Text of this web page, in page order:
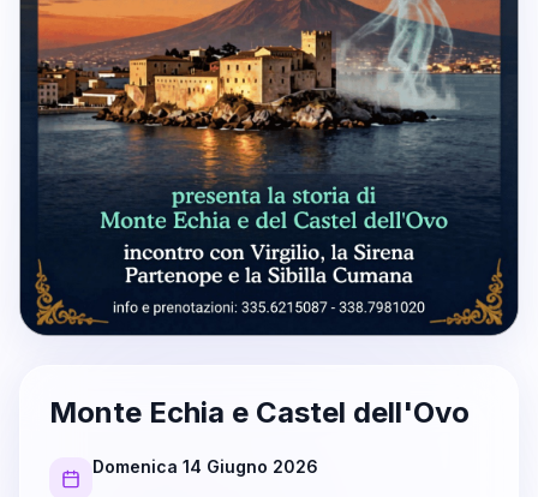
Monte Echia e Castel dell'Ovo
Domenica 14 Giugno 2026